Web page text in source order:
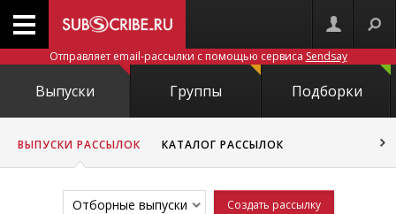
Отправляет email-рассылки с помощью сервиса Sendsay
Выпуски Группы Подборки
ВЫПУСКИ РАССЫЛОК КАТАЛОГ РАССЫЛОК
Отборные выпуски Создать рассылку